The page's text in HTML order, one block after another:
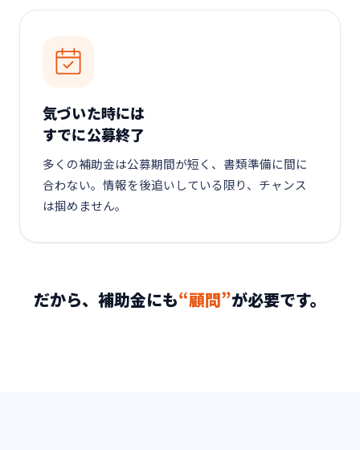
気づいた時には
すでに公募終了
多くの補助金は公募期間が短く、書類準備に間に
合わない。情報を後追いしている限り、チャンス
は掴めません。
だから、補助金にも“顧問”が必要です。